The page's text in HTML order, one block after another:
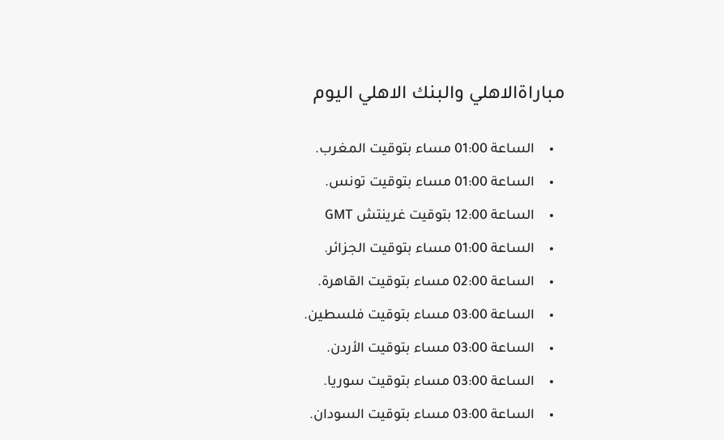
مباراةالاهلي والبنك الاهلي اليوم
الساعة 01:00 مساء بتوقيت المغرب.
الساعة 01:00 مساء بتوقيت تونس.
الساعة 12:00 بتوقيت غرينتش GMT
الساعة 01:00 مساء بتوقيت الجزائر.
الساعة 02:00 مساء بتوقيت القاهرة.
الساعة 03:00 مساء بتوقيت فلسطين.
الساعة 03:00 مساء بتوقيت الأردن.
الساعة 03:00 مساء بتوقيت سوريا.
الساعة 03:00 مساء بتوقيت السودان.